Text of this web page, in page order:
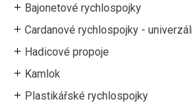
Bajonetové rychlospojky
Cardanové rychlospojky -
Hadicové propoje
Kamlok
Plastikářské rychlospojky